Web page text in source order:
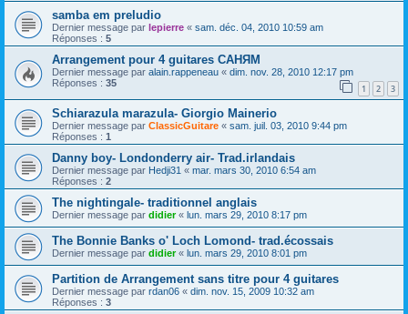
samba em preludio
Dernier message par lepierre « sam. déc. 04, 2010 10:59 am
Réponses : 5
Arrangement pour 4 guitares САНЯМ
Dernier message par alain.rappeneau « dim. nov. 28, 2010 12:17 pm
Réponses : 35 1 2 3
Schiarazula marazula- Giorgio Mainerio
Dernier message par ClassicGuitare « sam. juil. 03, 2010 9:44 pm
Réponses : 1
Danny boy- Londonderry air- Trad.irlandais
Dernier message par Hedji31 « mar. mars 30, 2010 6:54 am
Réponses : 2
The nightingale- traditionnel anglais
Dernier message par didier« lun. mars 29, 2010 8:17 pm
The Bonnie Banks o' Loch Lomond- trad.écossais
Dernier message par didier« lun. mars 29, 2010 8:01 pm
Partition de Arrangement sans titre pour 4 guitares
Dernier message par rdan06 « dim. nov. 15, 2009 10:32 am
Réponses : 3